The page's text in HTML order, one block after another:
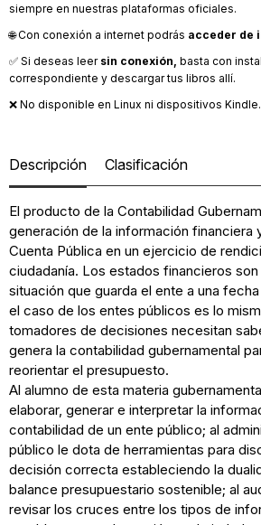
siempre en nuestras plataformas oficiales.
🌐 Con conexión a internet podrás acceder de
✅ Si deseas leer sin conexión, basta con
correspondiente y descargar tus libros allí.
❌ No disponible en Linux ni dispositivos Kindle.
Descripción Clasificación
El producto de la Contabilidad
generación de la información financiera
Cuenta Pública en un ejercicio de
ciudadanía. Los estados financieros
situación que guarda el ente a una
el caso de los entes públicos es lo
tomadores de decisiones necesitan
genera la contabilidad gubernamental
reorientar el presupuesto.
Al alumno de esta materia
elaborar, generar e interpretar la
contabilidad de un ente público; al
público le dota de herramientas para
decisión correcta estableciendo la
balance presupuestario sostenible; al
revisar los cruces entre los tipos de